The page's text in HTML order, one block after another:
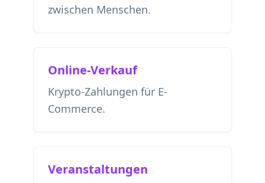
zwischen Menschen.
Online-Verkauf
Krypto-Zahlungen für E-
Commerce.
Veranstaltungen